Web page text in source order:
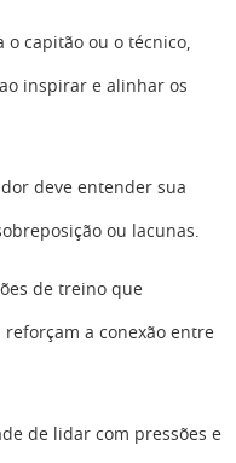
o capitão ou o técnico,
inspirar e alinhar os
deve entender sua
ou lacunas.
de treino que
a conexão entre
de lidar com pressões e